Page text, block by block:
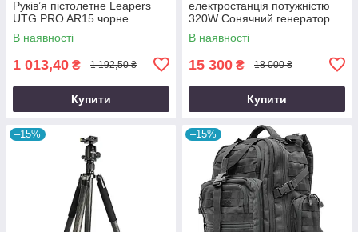
Руків’я пістолетне Leapers
UTG PRO AR15 чорне
В наявності
1 013,40 ₴ 1 192,50 ₴
Купити
електростанція потужністю
320W Сонячний генератор
FlashFish місткістю 292Wh
800000mAh
В наявності
15 300 ₴ 18 000 ₴
Купити
–15% –15%